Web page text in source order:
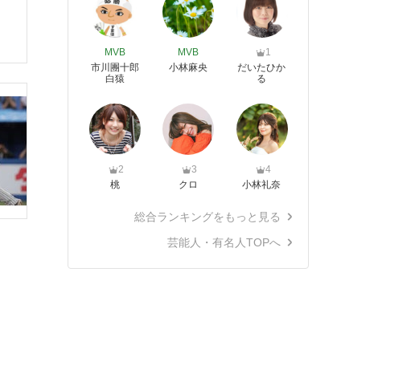
MVB
市川團十郎
白猿
MVB
小林麻央
1
だいたひか
る
2
桃
3
クロ
4
小林礼奈
総合ランキングをもっと見る
芸能人・有名人TOPへ